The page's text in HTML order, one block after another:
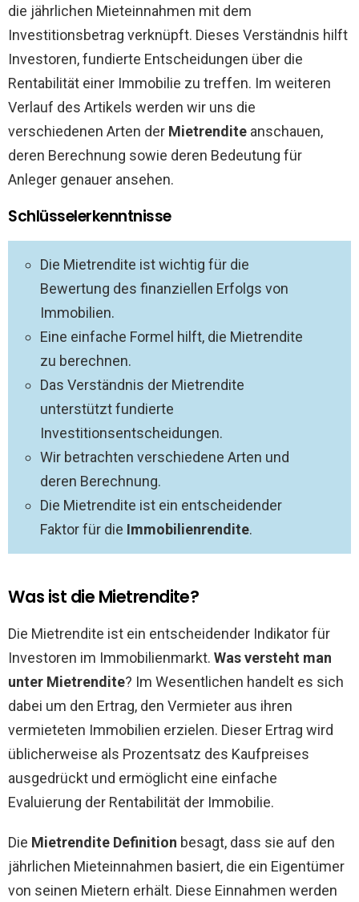
die jährlichen Mieteinnahmen mit dem
Investitionsbetrag verknüpft. Dieses Verständnis hilft
Investoren, fundierte Entscheidungen über die
Rentabilität einer Immobilie zu treffen. Im weiteren
Verlauf des Artikels werden wir uns die
verschiedenen Arten der Mietrendite anschauen,
deren Berechnung sowie deren Bedeutung für
Anleger genauer ansehen.
Schlüsselerkenntnisse
Die Mietrendite ist wichtig für die
Bewertung des finanziellen Erfolgs von
Immobilien.
Eine einfache Formel hilft, die Mietrendite
zu berechnen.
Das Verständnis der Mietrendite
unterstützt fundierte
Investitionsentscheidungen.
Wir betrachten verschiedene Arten und
deren Berechnung.
Die Mietrendite ist ein entscheidender
Faktor für die Immobilienrendite.
Was ist die Mietrendite?
Die Mietrendite ist ein entscheidender Indikator für
Investoren im Immobilienmarkt. Was versteht man
unter Mietrendite? Im Wesentlichen handelt es sich
dabei um den Ertrag, den Vermieter aus ihren
vermieteten Immobilien erzielen. Dieser Ertrag wird
üblicherweise als Prozentsatz des Kaufpreises
ausgedrückt und ermöglicht eine einfache
Evaluierung der Rentabilität der Immobilie.
Die Mietrendite Definition besagt, dass sie auf den
jährlichen Mieteinnahmen basiert, die ein Eigentümer
von seinen Mietern erhält. Diese Einnahmen werden